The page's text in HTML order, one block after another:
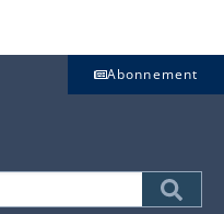
Abonnement